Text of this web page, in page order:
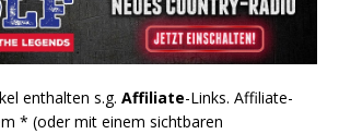
enthalten s.g. Affiliate-Links. Affiliate-
* (oder mit einem sichtbaren